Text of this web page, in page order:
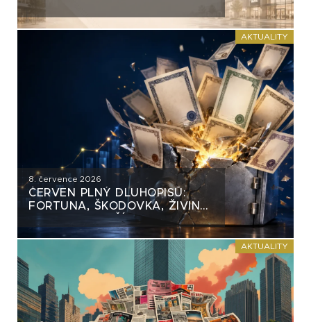
AKTUALITY
8. července 2026
ČERVEN PLNÝ DLUHOPISŮ:
FORTUNA, ŠKODOVKA, ŽIVINA
A MNOHO DALŠÍCH
AKTUALITY